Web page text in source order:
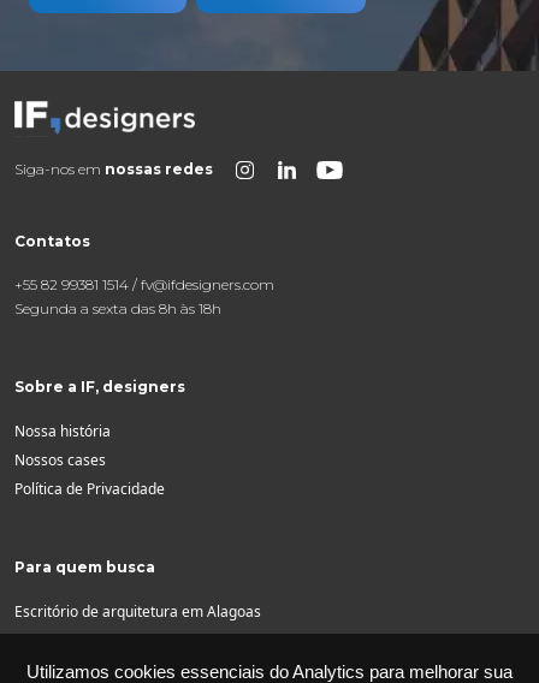
Utilizamos cookies essenciais do Analytics para melhorar sua
Siga-nos em nossas redes
Contatos
+55 82 99381 1514 / fv@ifdesigners.com
Segunda a sexta das 8h às 18h
Sobre a IF, designers
Nossa história
Nossos cases
Política de Privacidade
Para quem busca
Escritório de arquitetura em Alagoas
Arquitetos em Maceió
Projetos arquitetônicos